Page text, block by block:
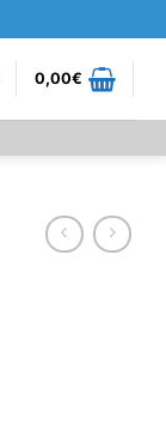
0,00€